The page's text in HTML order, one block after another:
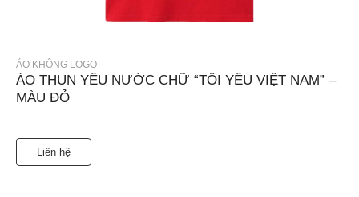
ÁO KHÔNG LOGO
ÁO THUN YÊU NƯỚC CHỮ “TÔI YÊU VIỆT NAM” –
MÀU ĐỎ
Liên hệ